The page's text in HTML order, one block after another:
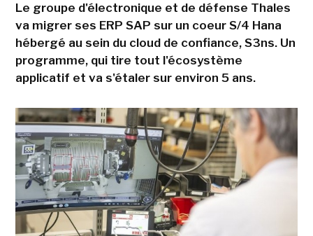
Le groupe d'électronique et de défense Thales
va migrer ses ERP SAP sur un coeur S/4 Hana
hébergé au sein du cloud de confiance, S3ns. Un
programme, qui tire tout l'écosystème
applicatif et va s'étaler sur environ 5 ans.